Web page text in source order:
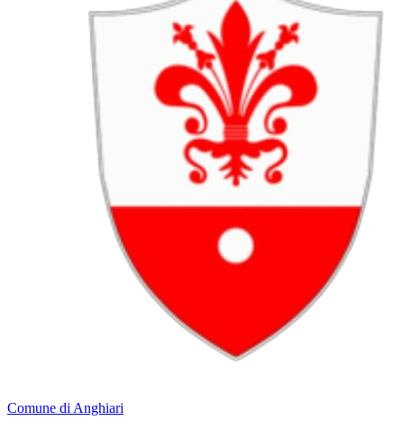
Comune di Anghiari